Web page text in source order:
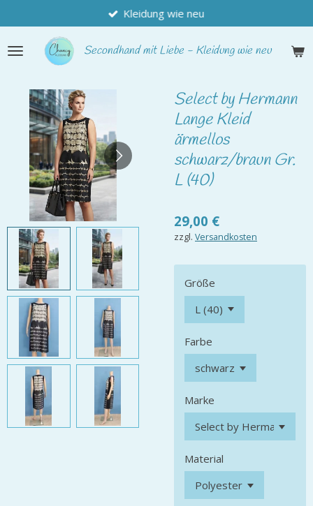
Hauptinhalt
springen
Secondhandmit Liebe - Kleidung wie neu
Kleidung wie neu
Select by Hermann
Lange Kleid
ärmellos
schwarz/braun Gr.
L (40)
29,00 €
zzgl. Versandkosten
Größe
Farbe
Marke
Material